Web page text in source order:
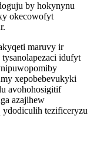
by hokynynu
okecowofyt
maruvy ir
idufyt
xepobebevukyki
avohohosigitif
azajihew
tezificeryzu